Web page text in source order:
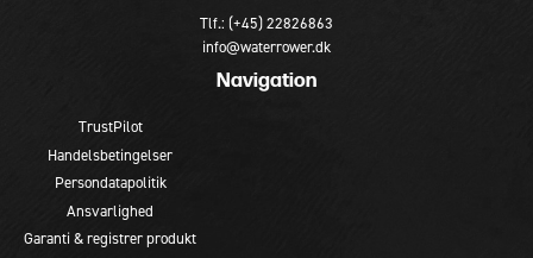
Tlf.: (+45) 22826863
info@waterrower.dk
Navigation
TrustPilot
Handelsbetingelser
Persondatapolitik
Ansvarlighed
Garanti & registrer produkt